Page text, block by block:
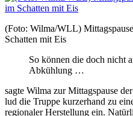
(Foto: Wilma/WLL)
Schatten mit Eis
So können die doch nicht
Abkühlung …
sagte Wilma zur Mittagspause
lud die Truppe kurzerhand zu
regionaler Herstellung ein.